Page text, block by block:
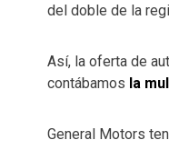
del doble de la
Así, la oferta de
contábamos la
General Motors